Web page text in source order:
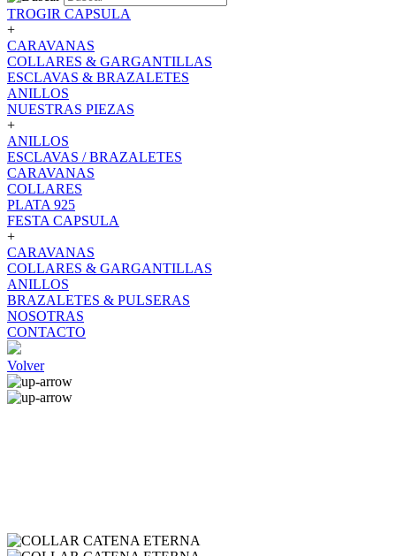
TROGIR CAPSULA
+
CARAVANAS
COLLARES & GARGANTILLAS
ESCLAVAS & BRAZALETES
ANILLOS
NUESTRAS PIEZAS
+
ANILLOS
ESCLAVAS / BRAZALETES
CARAVANAS
COLLARES
PLATA 925
FESTA CAPSULA
+
CARAVANAS
COLLARES & GARGANTILLAS
ANILLOS
BRAZALETES & PULSERAS
NOSOTRAS
CONTACTO
Volver